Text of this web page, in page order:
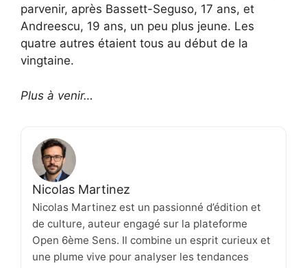
parvenir, après Bassett-Seguso, 17 ans, et
Andreescu, 19 ans, un peu plus jeune. Les
quatre autres étaient tous au début de la
vingtaine.
Plus à venir…
Nicolas Martinez
Nicolas Martinez est un passionné d’édition et
de culture, auteur engagé sur la plateforme
Open 6ème Sens. Il combine un esprit curieux et
une plume vive pour analyser les tendances